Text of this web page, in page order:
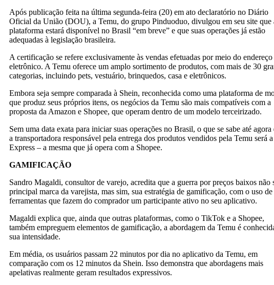
Após publicação feita na última segunda-feira (20) em ato declaratório no Diário
Oficial da União (DOU), a Temu, do grupo Pinduoduo, divulgou em seu site que
plataforma estará disponível no Brasil “em breve” e que suas operações já estão
adequadas à legislação brasileira.
A certificação se refere exclusivamente às vendas efetuadas por meio do endereço
eletrônico. A Temu oferece um amplo sortimento de produtos, com mais de 30
categorias, incluindo pets, vestuário, brinquedos, casa e eletrônicos.
Embora seja sempre comparada à Shein, reconhecida como uma plataforma de
que produz seus próprios itens, os negócios da Temu são mais compatíveis com a
proposta da Amazon e Shopee, que operam dentro de um modelo terceirizado.
Sem uma data exata para iniciar suas operações no Brasil, o que se sabe até agora
a transportadora responsável pela entrega dos produtos vendidos pela Temu será
Express – a mesma que já opera com a Shopee.
GAMIFICAÇÃO
Sandro Magaldi, consultor de varejo, acredita que a guerra por preços baixos não
principal marca da varejista, mas sim, sua estratégia de gamificação, com o uso de
ferramentas que fazem do comprador um participante ativo no seu aplicativo.
Magaldi explica que, ainda que outras plataformas, como o TikTok e a Shopee,
também empreguem elementos de gamificação, a abordagem da Temu é
sua intensidade.
Em média, os usuários passam 22 minutos por dia no aplicativo da Temu, em
comparação com os 12 minutos da Shein. Isso demonstra que abordagens mais
apelativas realmente geram resultados expressivos.